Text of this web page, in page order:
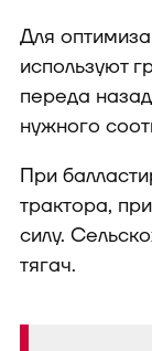
Для
используют
переда
нужного
При
трактора,
силу.
тягач.